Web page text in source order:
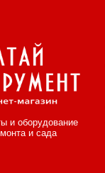
и оборудование
и сада